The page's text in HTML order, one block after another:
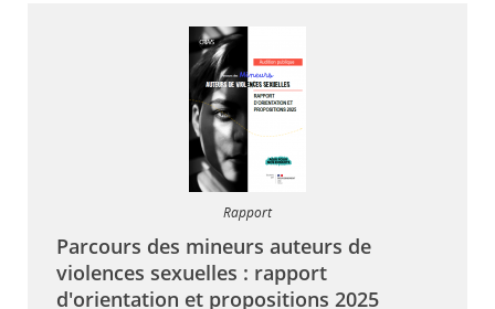
Rapport
Parcours des mineurs auteurs de
violences sexuelles : rapport
d'orientation et propositions 2025